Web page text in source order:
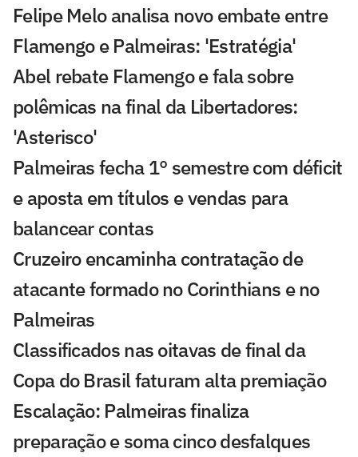
Felipe Melo analisa novo embate entre
Flamengo e Palmeiras: 'Estratégia'
Abel rebate Flamengo e fala sobre
polêmicas na final da Libertadores:
'Asterisco'
Palmeiras fecha 1° semestre com déficit
e aposta em títulos e vendas para
balancear contas
Cruzeiro encaminha contratação de
atacante formado no Corinthians e no
Palmeiras
Classificados nas oitavas de final da
Copa do Brasil faturam alta premiação
Escalação: Palmeiras finaliza
preparação e soma cinco desfalques